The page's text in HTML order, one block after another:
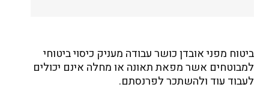
ביטוח מפני אובדן כושר עבודה מעניק כיסוי ביטוחי
למבוטחים אשר מפאת תאונה או מחלה אינם יכולים
לעבוד עוד ולהשתכר לפרנסתם.